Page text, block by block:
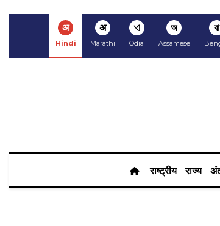
अ
Hindi
अ
Marathi
ଏ
Odia
অ
Assamese
বা
राष्ट्रीय राज्य